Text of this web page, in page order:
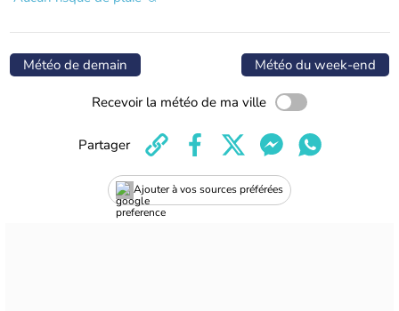
Météo de demain Météo du week-end
Recevoir la météo de ma ville
Ajouter à vos sources préférées
Partager